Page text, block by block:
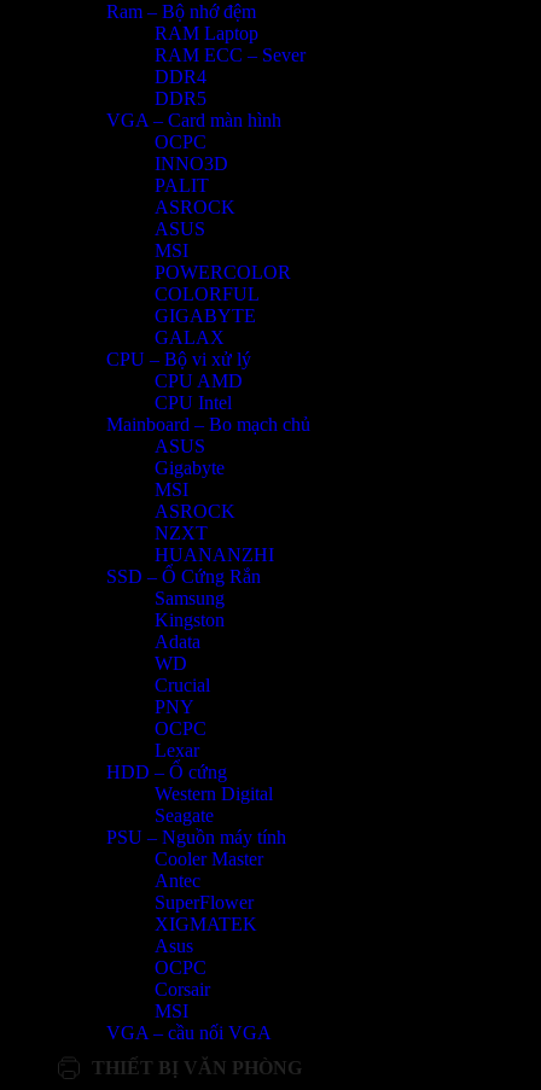
Ram – Bộ nhớ đệm
RAM Laptop
RAM ECC – Sever
DDR4
DDR5
VGA – Card màn hình
OCPC
INNO3D
PALIT
ASROCK
ASUS
MSI
POWERCOLOR
COLORFUL
GIGABYTE
GALAX
CPU – Bộ vi xử lý
CPU AMD
CPU Intel
Mainboard – Bo mạch chủ
ASUS
Gigabyte
MSI
ASROCK
NZXT
HUANANZHI
SSD – Ổ Cứng Rắn
Samsung
Kingston
Adata
WD
Crucial
PNY
OCPC
Lexar
HDD – Ổ cứng
Western Digital
Seagate
PSU – Nguồn máy tính
Cooler Master
Antec
SuperFlower
XIGMATEK
Asus
OCPC
Corsair
MSI
VGA – cầu nối VGA
THIẾT BỊ VĂN PHÒNG